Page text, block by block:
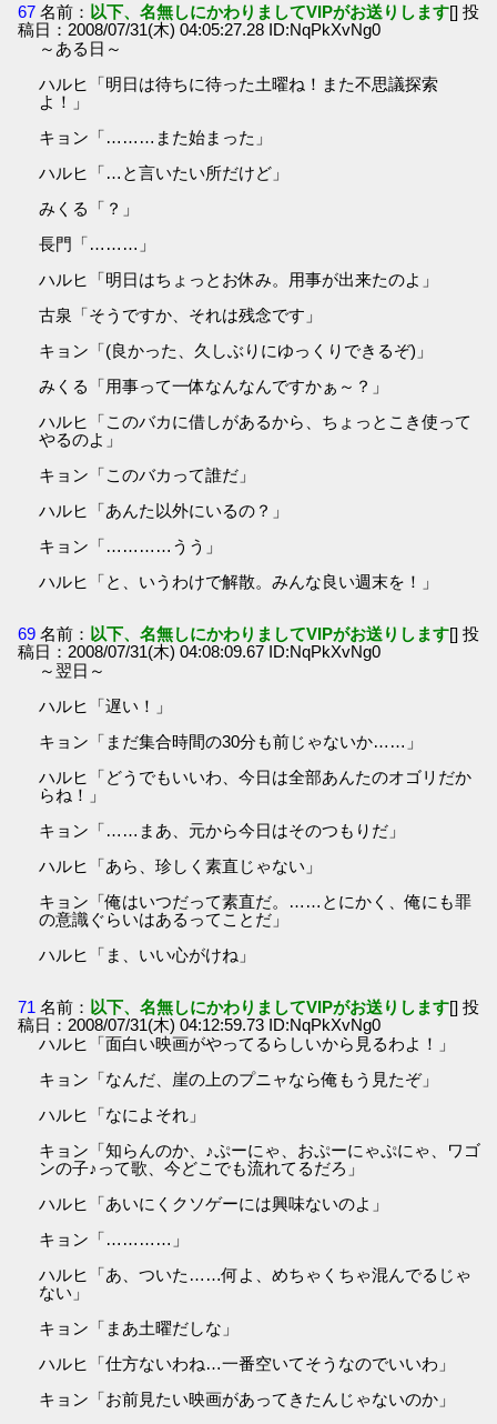
67 名前： 以下、名無しにかわりましてVIPがお送りします[] 投
稿日：2008/07/31(木) 04:05:27.28 ID:NqPkXvNg0
～ある日～
ハルヒ「明日は待ちに待った土曜ね！また不思議探索
よ！」
キョン「………また始まった」
ハルヒ「…と言いたい所だけど」
みくる「？」
長門「………」
ハルヒ「明日はちょっとお休み。用事が出来たのよ」
古泉「そうですか、それは残念です」
キョン「(良かった、久しぶりにゆっくりできるぞ)」
みくる「用事って一体なんなんですかぁ～？」
ハルヒ「このバカに借しがあるから、ちょっとこき使って
やるのよ」
キョン「このバカって誰だ」
ハルヒ「あんた以外にいるの？」
キョン「…………うう」
ハルヒ「と、いうわけで解散。みんな良い週末を！」
69 名前： 以下、名無しにかわりましてVIPがお送りします[] 投
稿日：2008/07/31(木) 04:08:09.67 ID:NqPkXvNg0
～翌日～
ハルヒ「遅い！」
キョン「まだ集合時間の30分も前じゃないか……」
ハルヒ「どうでもいいわ、今日は全部あんたのオゴリだか
らね！」
キョン「……まあ、元から今日はそのつもりだ」
ハルヒ「あら、珍しく素直じゃない」
キョン「俺はいつだって素直だ。……とにかく、俺にも罪
の意識ぐらいはあるってことだ」
ハルヒ「ま、いい心がけね」
71 名前： 以下、名無しにかわりましてVIPがお送りします[] 投
稿日：2008/07/31(木) 04:12:59.73 ID:NqPkXvNg0
ハルヒ「面白い映画がやってるらしいから見るわよ！」
キョン「なんだ、崖の上のプニャなら俺もう見たぞ」
ハルヒ「なによそれ」
キョン「知らんのか、♪ぷーにゃ、おぷーにゃぷにゃ、ワゴ
ンの子♪って歌、今どこでも流れてるだろ」
ハルヒ「あいにくクソゲーには興味ないのよ」
キョン「…………」
ハルヒ「あ、ついた……何よ、めちゃくちゃ混んでるじゃ
ない」
キョン「まあ土曜だしな」
ハルヒ「仕方ないわね…一番空いてそうなのでいいわ」
キョン「お前見たい映画があってきたんじゃないのか」